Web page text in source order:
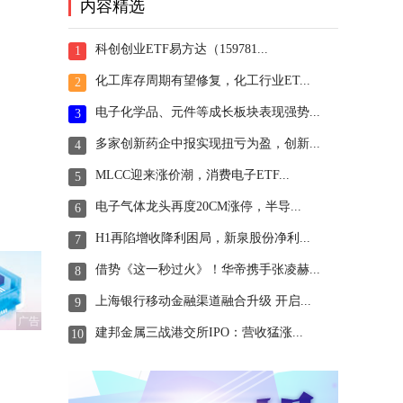
广告
内容精选
1 科创创业ETF易方达（159781...
2 化工库存周期有望修复，化工行业ET...
3 电子化学品、元件等成长板块表现强势...
4 多家创新药企中报实现扭亏为盈，创新...
5 MLCC迎来涨价潮，消费电子ETF...
6 电子气体龙头再度20CM涨停，半导...
7 H1再陷增收降利困局，新泉股份净利...
8 借势《这一秒过火》！华帝携手张凌赫...
9 上海银行移动金融渠道融合升级 开启...
10 建邦金属三战港交所IPO：营收猛涨...